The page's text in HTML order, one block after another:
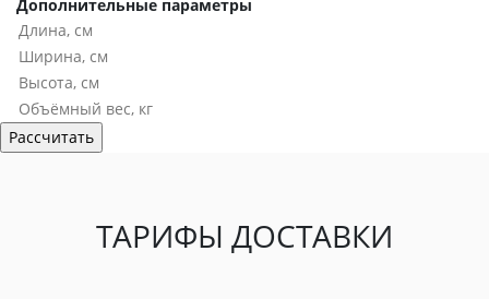
Дополнительные параметры
ТАРИФЫ ДОСТАВКИ